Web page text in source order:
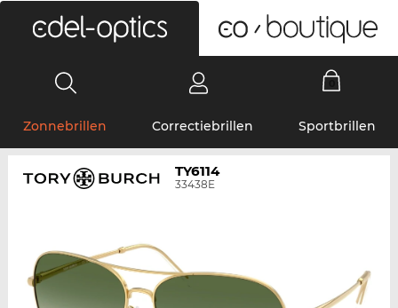
Zonnebrillen Correctiebrillen Sportbrillen
TY6114
33438E